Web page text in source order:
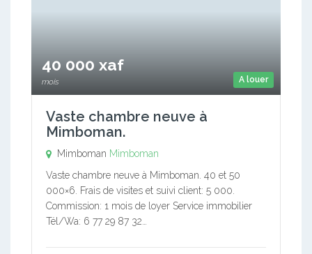
A louer
40 000 xaf
mois
Vaste chambre neuve à
Mimboman.
Mimboman Mimboman
Vaste chambre neuve à Mimboman. 40 et 50
000×6. Frais de visites et suivi client: 5 000.
Commission: 1 mois de loyer Service immobilier
Tél/Wa: 6 77 29 87 32…